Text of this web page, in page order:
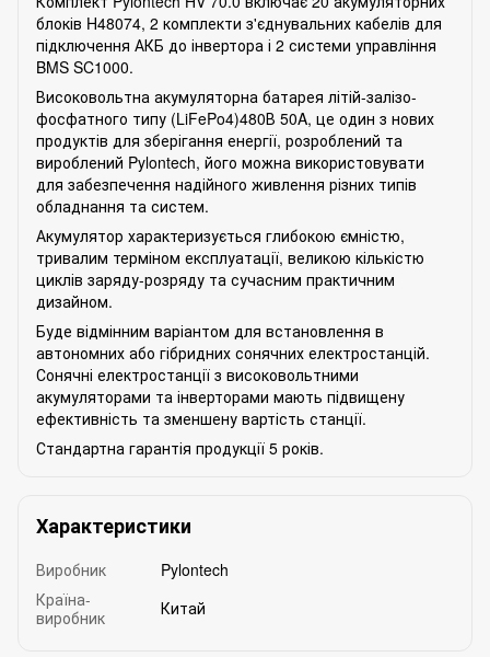
блоків H48074, 2 комплекти з'єднувальних кабелів для
підключення АКБ до інвертора і 2 системи управління
BMS SC1000.
Високовольтна акумуляторна батарея літій-залізо-
фосфатного типу (LiFePo4)480В 50A, це один з нових
продуктів для зберігання енергії, розроблений та
вироблений Pylontech, його можна використовувати
для забезпечення надійного живлення різних типів
обладнання та систем.
Акумулятор характеризується глибокою ємністю,
тривалим терміном експлуатації, великою кількістю
циклів заряду-розряду та сучасним практичним
дизайном.
Буде відмінним варіантом для встановлення в
автономних або гібридних сонячних електростанцій.
Сонячні електростанції з високовольтними
акумуляторами та інверторами мають підвищену
ефективність та зменшену вартість станції.
Стандартна гарантія продукції 5 років.
Характеристики
Виробник
Pylontech
Країна-
виробник
Китай